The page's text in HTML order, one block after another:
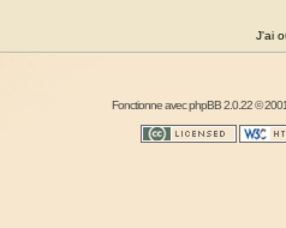
J'ai
Fonctionne avecphpBB2.0.22 ©